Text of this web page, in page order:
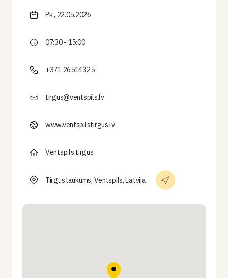
Pk., 22.05.2026
07:30 - 15:00
+371 26514325
tirgus@ventspils.lv
www.ventspilstirgus.lv
Ventspils tirgus
Tirgus laukums, Ventspils, Latvija